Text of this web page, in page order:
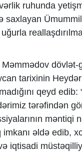
ruhunda
saxlayan
dövlət-
tarixinin
qeyd edib:
tərəfindən
məntiqi
əldə edib,
iqtisadi